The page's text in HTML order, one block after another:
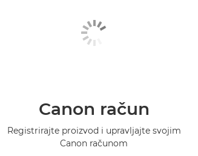
Canon račun
Registrirajte proizvod i upravljajte svojim
Canon računom